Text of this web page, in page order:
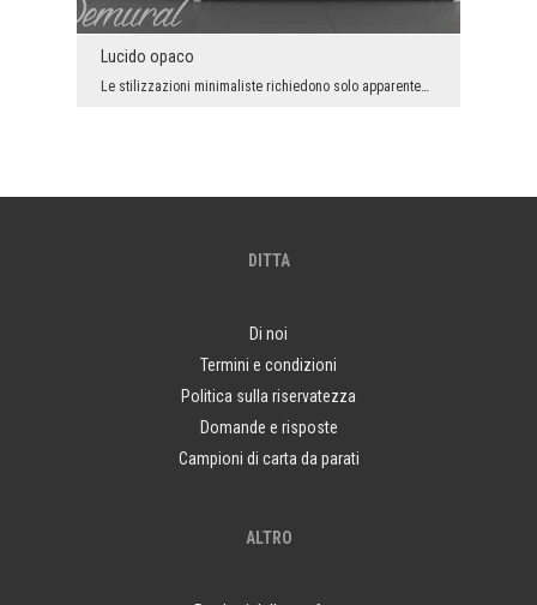
Lucido opaco
DITTA
Di noi
Termini e condizioni
Politica sulla riservatezza
Domande e risposte
Campioni di carta da parati
ALTRO